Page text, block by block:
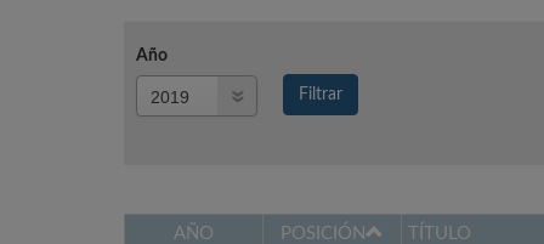
Año
Filtrar
AÑO POSICIÓN TÍTULO